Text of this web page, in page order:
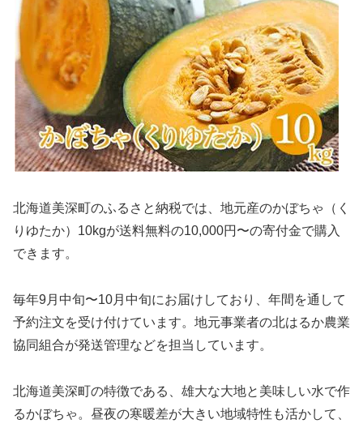
北海道美深町のふるさと納税では、地元産のかぼちゃ（く
りゆたか）10kgが送料無料の10,000円〜の寄付金で購入
できます。
毎年9月中旬〜10月中旬にお届けしており、年間を通して
予約注文を受け付けています。地元事業者の北はるか農業
協同組合が発送管理などを担当しています。
北海道美深町の特徴である、雄大な大地と美味しい水で作
るかぼちゃ。昼夜の寒暖差が大きい地域特性も活かして、